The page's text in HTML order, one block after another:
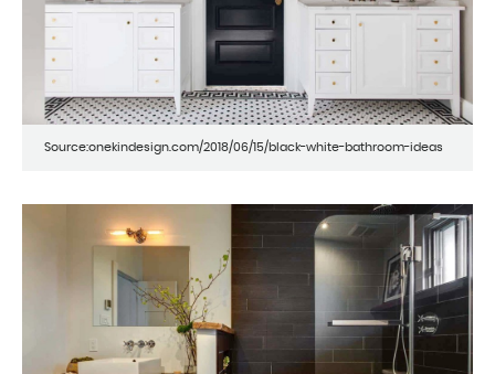
Source:onekindesign.com/2018/06/15/black-white-bathroom-ideas